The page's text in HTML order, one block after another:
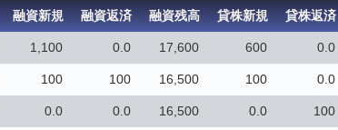
融資新規 融資返済 融資残高 貸株新規 貸株返済
1,100 0.0 17,600 600 0.0
100 100 16,500 100 0.0
0.0 0.0 16,500 0.0 100